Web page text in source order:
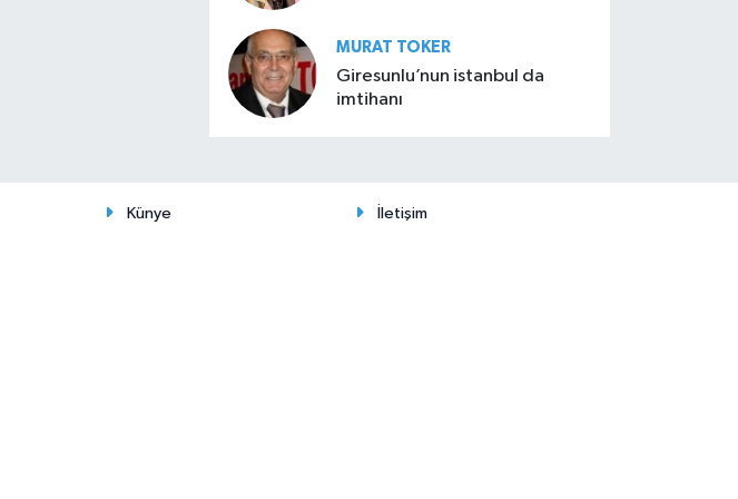
MURAT TOKER
Giresunlu’nun istanbul da
imtihanı
Künye İletişim